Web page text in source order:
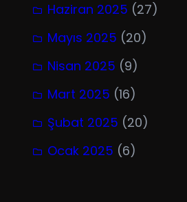
Haziran 2025 (27)
Mayıs 2025 (20)
Nisan 2025 (9)
Mart 2025 (16)
Şubat 2025 (20)
Ocak 2025 (6)